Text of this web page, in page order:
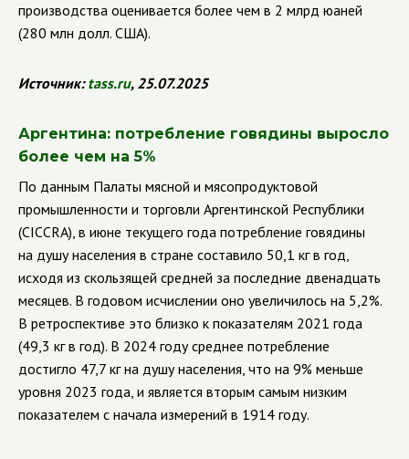
производства оценивается более чем в 2 млрд юаней
(280 млн долл. США).
Источник:tass.ru, 25.07.2025
Аргентина: потребление говядины выросло
более чем на 5%
По данным Палаты мясной и мясопродуктовой
промышленности и торговли Аргентинской Республики
(CICCRA), в июне текущего года потребление говядины
на душу населения в стране составило 50,1 кг в год,
исходя из скользящей средней за последние двенадцать
месяцев. В годовом исчислении оно увеличилось на 5,2%.
В ретроспективе это близко к показателям 2021 года
(49,3 кг в год). В 2024 году среднее потребление
достигло 47,7 кг на душу населения, что на 9% меньше
уровня 2023 года, и является вторым самым низким
показателем с начала измерений в 1914 году.